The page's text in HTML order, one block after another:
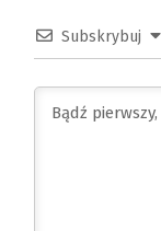
Subskrybuj